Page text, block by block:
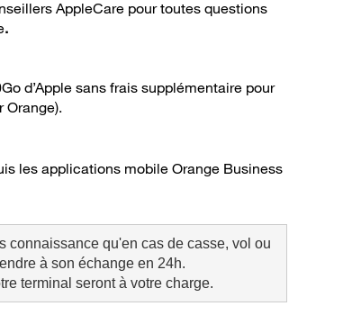
AppleCare pour toutes questions
.
d’Apple sans frais supplémentaire pour
Orange).
les applications mobile Orange Business
connaissance qu'en cas de casse, vol ou
à son échange en 24h.
terminal seront à votre charge.